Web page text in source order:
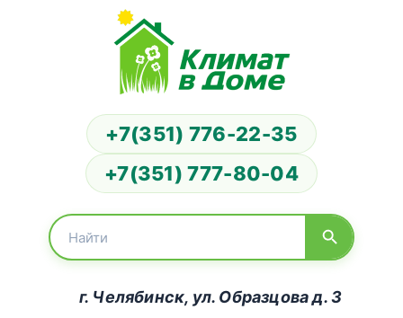
+7(351) 776-22-35
+7(351) 777-80-04
г. Челябинск, ул. Образцова д. 3